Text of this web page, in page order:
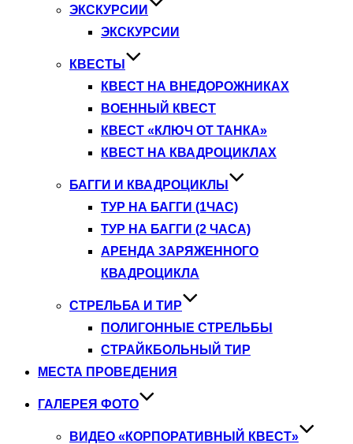
ЭКСКУРСИИ
ЭКСКУРСИИ
КВЕСТЫ
КВЕСТ НА ВНЕДОРОЖНИКАХ
ВОЕННЫЙ КВЕСТ
КВЕСТ «КЛЮЧ ОТ ТАНКА»
КВЕСТ НА КВАДРОЦИКЛАХ
БАГГИ И КВАДРОЦИКЛЫ
ТУР НА БАГГИ (1ЧАС)
ТУР НА БАГГИ (2 ЧАСА)
АРЕНДА ЗАРЯЖЕННОГО
КВАДРОЦИКЛА
СТРЕЛЬБА И ТИР
ПОЛИГОННЫЕ СТРЕЛЬБЫ
СТРАЙКБОЛЬНЫЙ ТИР
МЕСТА ПРОВЕДЕНИЯ
ГАЛЕРЕЯ ФОТО
ВИДЕО «КОРПОРАТИВНЫЙ КВЕСТ»